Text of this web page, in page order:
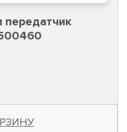
передатчик